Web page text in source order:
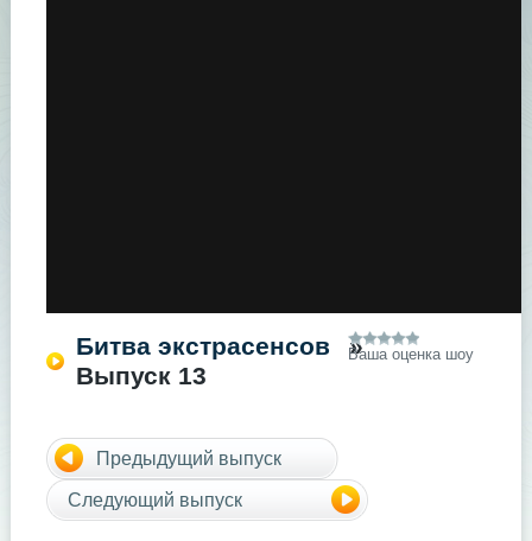
Битва экстрасенсов
»
Выпуск 13
Ваша оценка шоу
Предыдущий выпуск
Следующий выпуск